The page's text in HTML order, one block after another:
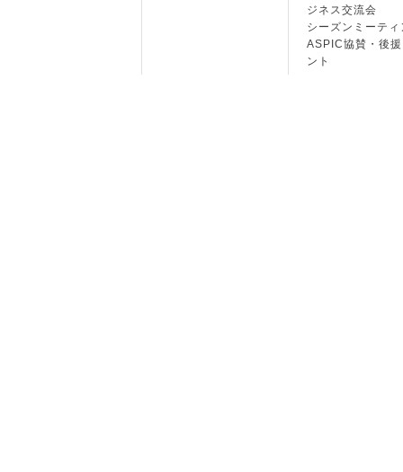
ジネス交流会
シーズンミーティ
ASPIC協賛・後
ント